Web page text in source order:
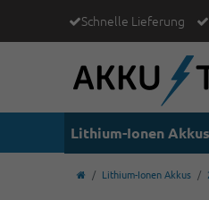
Schnelle Lieferung
Lithium-Ionen Akkus
Lithium-Ionen Akkus